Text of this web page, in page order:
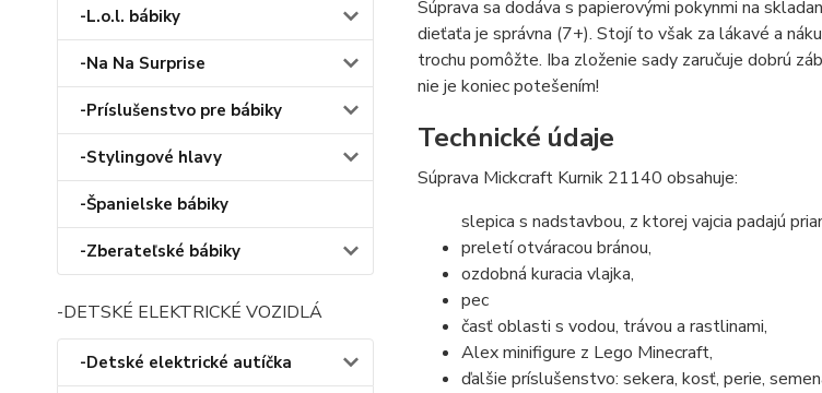
-L.o.l. bábiky
-Na Na Surprise
-Príslušenstvo pre bábiky
-Stylingové hlavy
-Španielske bábiky
-Zberateľské bábiky
-DETSKÉ ELEKTRICKÉ VOZIDLÁ
-Detské elektrické autíčka
Súprava sa dodáva s papierovými pokynmi na
dieťaťa je správna (7+). Stojí to však za lákavé a
trochu pomôžte. Iba zloženie sady zaručuje dobrú
nie je koniec potešením!
Technické údaje
Súprava Mickcraft Kurnik 21140 obsahuje:
slepica s nadstavbou, z ktorej vajcia padajú
preletí otváracou bránou,
ozdobná kuracia vlajka,
pec
časť oblasti s vodou, trávou a rastlinami,
Alex minifigure z Lego Minecraft,
ďalšie príslušenstvo: sekera, kosť, perie,